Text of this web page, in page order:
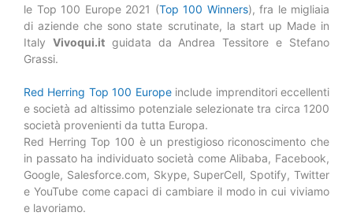
le Top 100 Europe 2021 (Top 100 Winners), fra le migliaia
di aziende che sono state scrutinate, la start up Made in
Italy Vivoqui.itguidata da Andrea Tessitore e Stefano
Grassi.
Red Herring Top 100 Europeinclude imprenditori eccellenti
e società ad altissimo potenziale selezionate tra circa 1200
società provenienti da tutta Europa.
Red Herring Top 100 è un prestigioso riconoscimento che
in passato ha individuato società come Alibaba, Facebook,
Google, Salesforce.com, Skype, SuperCell, Spotify, Twitter
e YouTube come capaci di cambiare il modo in cui viviamo
e lavoriamo.